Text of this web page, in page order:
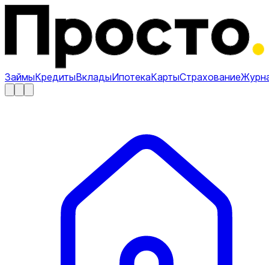
ЗаймыКредитыВкладыИпотекаКартыСтрахование